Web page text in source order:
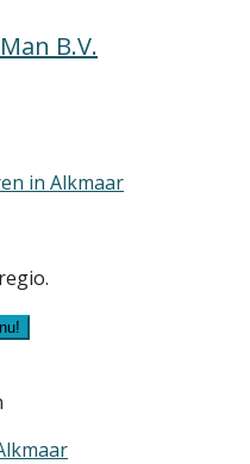
B.V.
in Alkmaar